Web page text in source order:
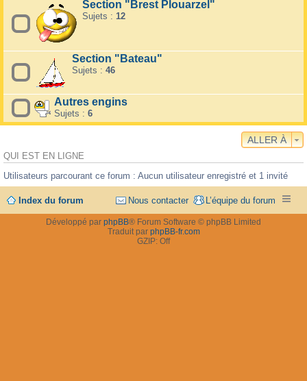
Section "Brest Plouarzel"
Sujets : 12
Section "Bateau"
Sujets : 46
Autres engins
Sujets : 6
ALLER À
QUI EST EN LIGNE
Utilisateurs parcourant ce forum : Aucun utilisateur enregistré et 1 invité
Index du forum L’équipe du forum
Nous contacter
Développé par phpBB® Forum Software © phpBB Limited
Traduit par phpBB-fr.com
GZIP: Off